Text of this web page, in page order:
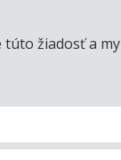
žiadosť a